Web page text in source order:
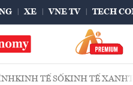
XE VNE TV TECH
KINH TẾ SỐKINH TẾ XANH